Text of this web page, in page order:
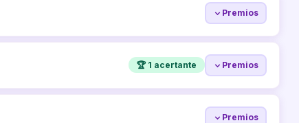
Premios
🏆 1 acertante Premios
Premios